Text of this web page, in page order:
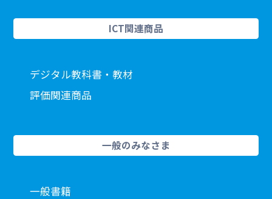
ICT関連商品
デジタル教科書・教材
評価関連商品
一般のみなさま
一般書籍